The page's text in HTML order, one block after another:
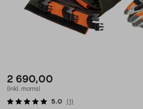
2 690,00
(inkl. moms)
5.0 (1 )